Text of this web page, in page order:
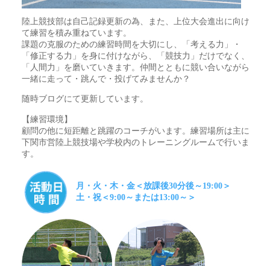
陸上競技部は自己記録更新の為、また、上位大会進出に向け
て練習を積み重ねています。
課題の克服のための練習時間を大切にし、「考える力」・
「修正する力」を身に付けながら、「競技力」だけでなく、
「人間力」を磨いていきます。仲間とともに競い合いながら
一緒に走って・跳んで・投げてみませんか？
随時ブログにて更新しています。
【練習環境】
顧問の他に短距離と跳躍のコーチがいます。練習場所は主に
下関市営陸上競技場や学校内のトレーニングルームで行いま
す。
月・火・木・金＜放課後30分後～19:00＞
土・祝＜9:00～または13:00～＞